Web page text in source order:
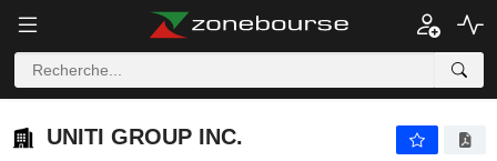
UNITI GROUP INC.
UNITI GROUP INC.